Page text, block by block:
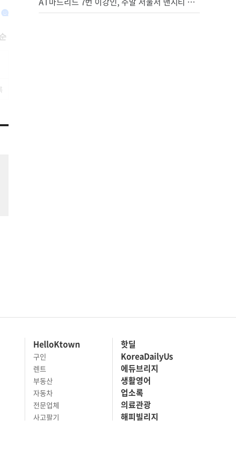
HelloKtown
구인
렌트
부동산
자동차
핫딜
KoreaDailyUs
에듀브리지
생활영어
업소록